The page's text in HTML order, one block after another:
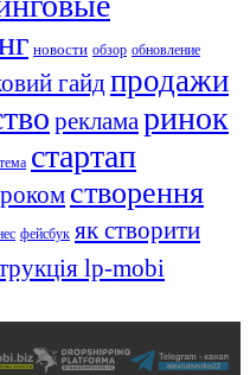
новости обзор обновление
гайдпродажи
рекламаринок
стартап
створення
фейсбук як створити
lp-mobi